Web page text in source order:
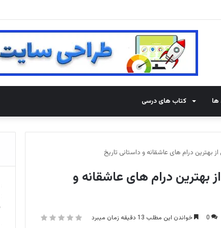
ها کتاب های درسی
بهترین درام های عاشقانه و داستانی تاریخ
بهترین درام های عاشقانه و
0 خواندن این مطلب 13 دقیقه زمان میبرد